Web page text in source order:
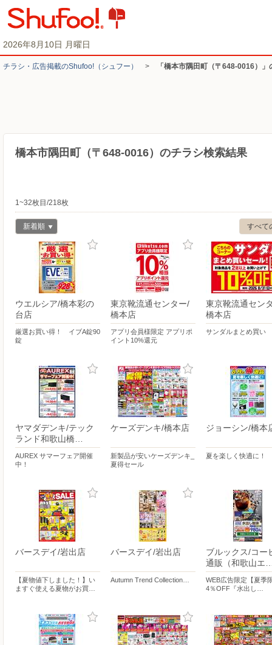
2026年8月10日 月曜日
チラシ・​広告掲載の​Shufoo!​（シュフー） > 「橋本市隅田町（〒648-0016）
橋本市隅田町（〒648-0016）のチラシ検索結果
1~32枚目/218枚
すべて
新着順
ウエルシア/橋本彩の
台店
厳選お買い得！ イブA錠90
錠
東京靴流通センター/
橋本店
アプリ会員様限定 アプリポ
イント10%還元
東京靴流通セン
橋本店
サンダルまとめ買い
ヤマダデンキ/テック
ランド和歌山橋…
AUREX サマーフェア開催
中！
ケーズデンキ/橋本店
新製品が安いケーズデンキ_
夏得セール
ジョーシン/橋本
夏を楽しく快適に！
バースデイ/岩出店
【夏物値下しました！】い
ますぐ使える夏物がお買…
バースデイ/岩出店
Autumn Trend Collection…
ブルックス/コー
通販（和歌山エ
WEB広告限定【夏季
4％OFF『水出し…